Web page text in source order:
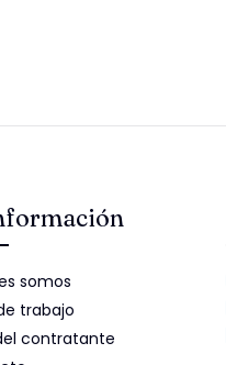
somos
trabajo
contratante